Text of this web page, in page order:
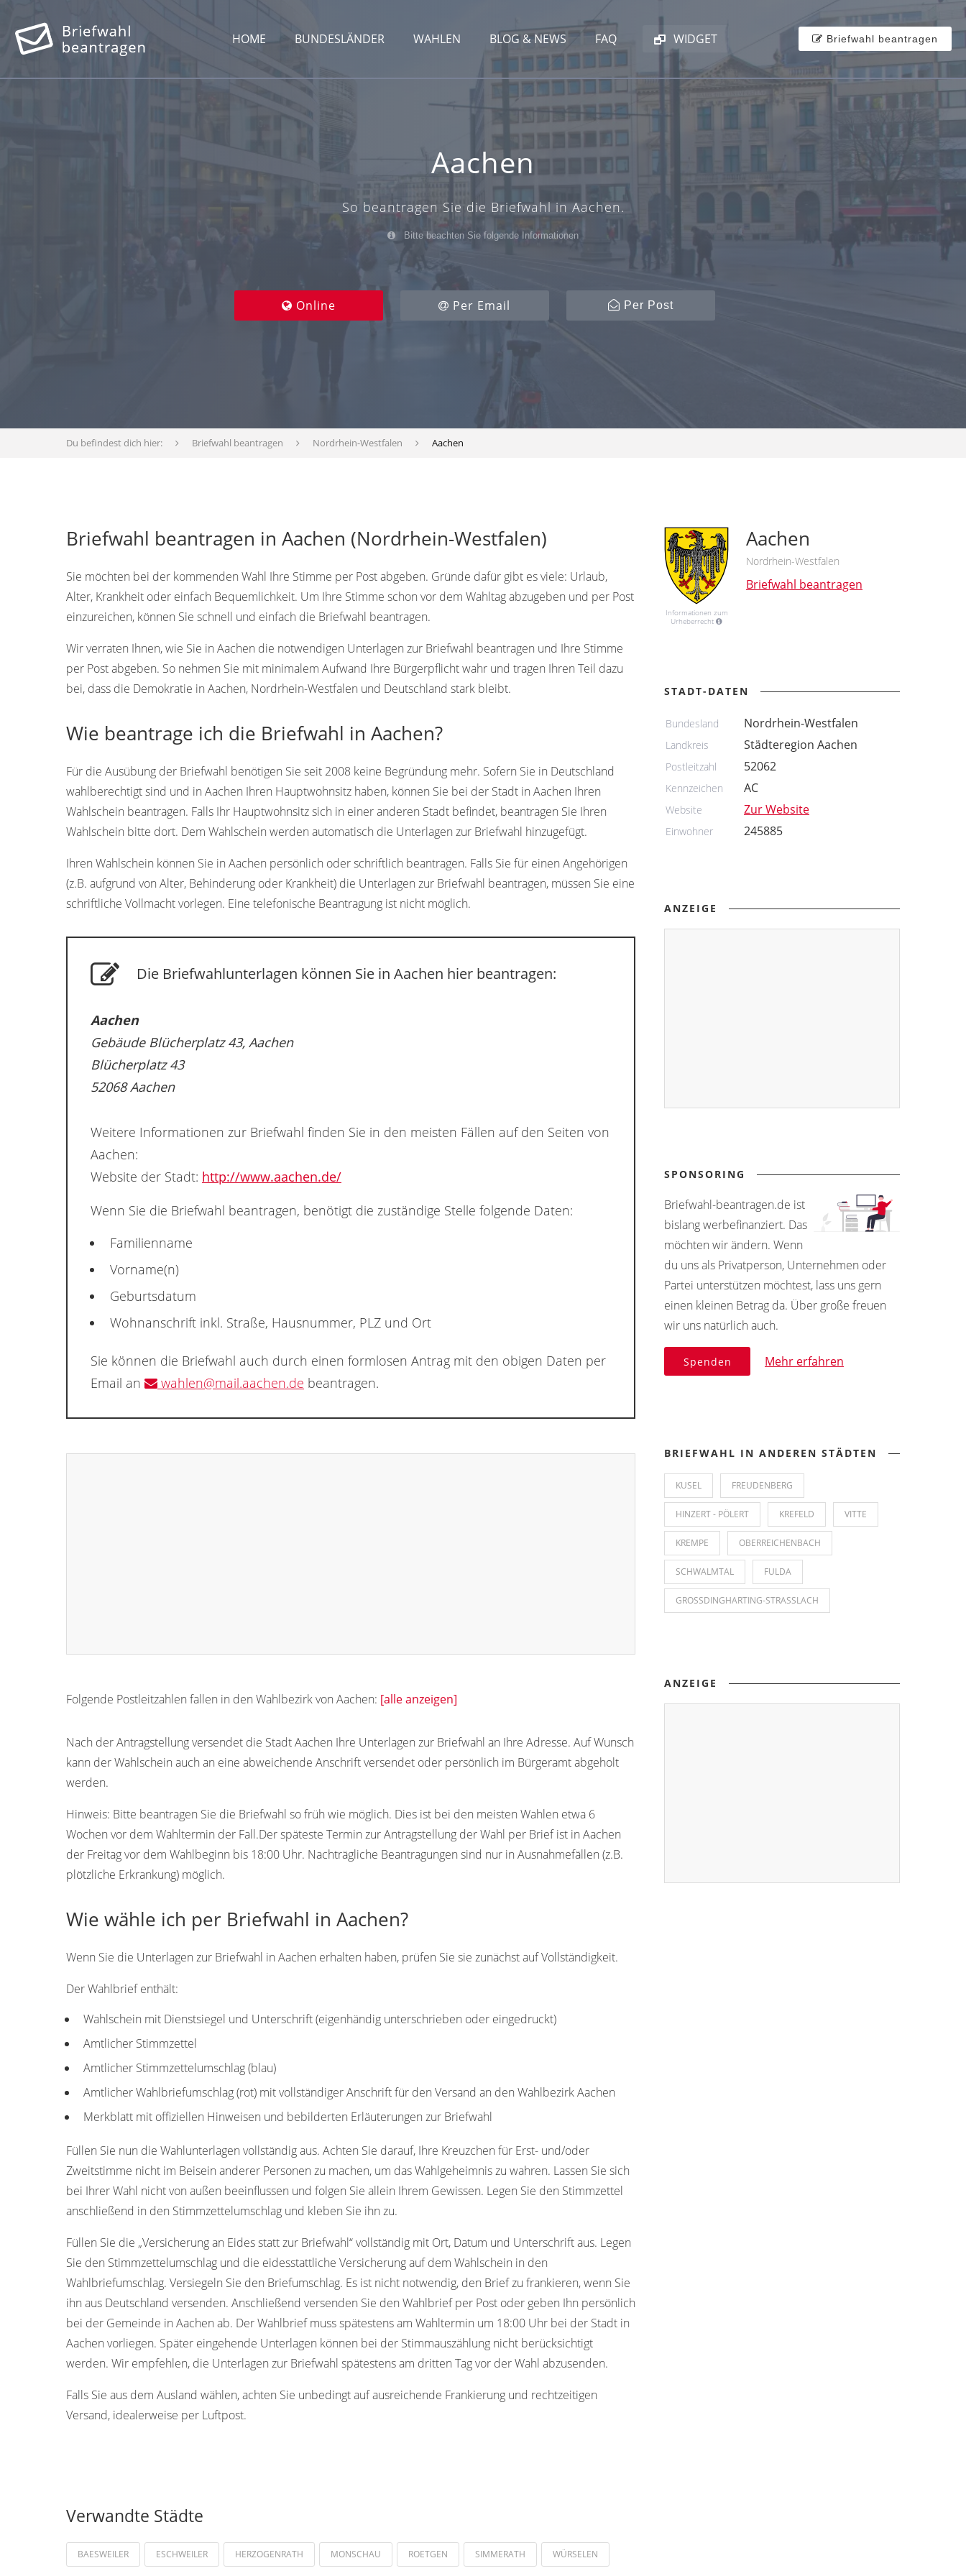
HOME BUNDESLÄNDER WAHLEN BLOG & NEWS FAQ WIDGET Briefwahl beantragen
Aachen
So beantragen Sie die Briefwahl in Aachen.
Bitte beachten Sie folgende Informationen
Online Per Email Per Post
Du befindest dich hier: Briefwahl beantragen Nordrhein-Westfalen Aachen
Briefwahl beantragen in Aachen (Nordrhein-Westfalen)
Sie möchten bei der kommenden Wahl Ihre Stimme per Post abgeben. Gründe dafür gibt es viele: Urlaub,
Alter, Krankheit oder einfach Bequemlichkeit. Um Ihre Stimme schon vor dem Wahltag abzugeben und per Post
einzureichen, können Sie schnell und einfach die Briefwahl beantragen.
Wir verraten Ihnen, wie Sie in Aachen die notwendigen Unterlagen zur Briefwahl beantragen und Ihre Stimme
per Post abgeben. So nehmen Sie mit minimalem Aufwand Ihre Bürgerpflicht wahr und tragen Ihren Teil dazu
bei, dass die Demokratie in Aachen, Nordrhein-Westfalen und Deutschland stark bleibt.
Wie beantrage ich die Briefwahl in Aachen?
Für die Ausübung der Briefwahl benötigen Sie seit 2008 keine Begründung mehr. Sofern Sie in Deutschland
wahlberechtigt sind und in Aachen Ihren Hauptwohnsitz haben, können Sie bei der Stadt in Aachen Ihren
Wahlschein beantragen. Falls Ihr Hauptwohnsitz sich in einer anderen Stadt befindet, beantragen Sie Ihren
Wahlschein bitte dort. Dem Wahlschein werden automatisch die Unterlagen zur Briefwahl hinzugefügt.
Ihren Wahlschein können Sie in Aachen persönlich oder schriftlich beantragen. Falls Sie für einen Angehörigen
(z.B. aufgrund von Alter, Behinderung oder Krankheit) die Unterlagen zur Briefwahl beantragen, müssen Sie eine
schriftliche Vollmacht vorlegen. Eine telefonische Beantragung ist nicht möglich.
Die Briefwahlunterlagen können Sie in Aachen hier beantragen:
Aachen
Gebäude Blücherplatz 43, Aachen
Blücherplatz 43
52068 Aachen
Weitere Informationen zur Briefwahl finden Sie in den meisten Fällen auf den Seiten von
Aachen:
Website der Stadt: http://www.aachen.de/
Wenn Sie die Briefwahl beantragen, benötigt die zuständige Stelle folgende Daten:
Familienname
Vorname(n)
Geburtsdatum
Wohnanschrift inkl. Straße, Hausnummer, PLZ und Ort
Sie können die Briefwahl auch durch einen formlosen Antrag mit den obigen Daten per
Email an
wahlen@mail.aachen.de beantragen.
Folgende Postleitzahlen fallen in den Wahlbezirk von Aachen: [alle anzeigen]
52001 52002 52003 52004 52005 52006 52007 52008 52009 52010
52011
52021 52022 52034 52035 52036 52037 52039 52060
Nach der Antragstellung versendet die Stadt Aachen Ihre Unterlagen zur Briefwahl an Ihre Adresse. Auf Wunsch
kann der Wahlschein auch an eine abweichende Anschrift versendet oder persönlich im Bürgeramt abgeholt
werden.
Hinweis: Bitte beantragen Sie die Briefwahl so früh wie möglich. Dies ist bei den meisten Wahlen etwa 6
Wochen vor dem Wahltermin der Fall.Der späteste Termin zur Antragstellung der Wahl per Brief ist in Aachen
der Freitag vor dem Wahlbeginn bis 18:00 Uhr. Nachträgliche Beantragungen sind nur in Ausnahmefällen (z.B.
plötzliche Erkrankung) möglich.
Wie wähle ich per Briefwahl in Aachen?
Wenn Sie die Unterlagen zur Briefwahl in Aachen erhalten haben, prüfen Sie sie zunächst auf Vollständigkeit.
Der Wahlbrief enthält:
Wahlschein mit Dienstsiegel und Unterschrift (eigenhändig unterschrieben oder eingedruckt)
Amtlicher Stimmzettel
Amtlicher Stimmzettelumschlag (blau)
Amtlicher Wahlbriefumschlag (rot) mit vollständiger Anschrift für den Versand an den Wahlbezirk Aachen
Merkblatt mit offiziellen Hinweisen und bebilderten Erläuterungen zur Briefwahl
Füllen Sie nun die Wahlunterlagen vollständig aus. Achten Sie darauf, Ihre Kreuzchen für Erst- und/oder
Zweitstimme nicht im Beisein anderer Personen zu machen, um das Wahlgeheimnis zu wahren. Lassen Sie sich
bei Ihrer Wahl nicht von außen beeinflussen und folgen Sie allein Ihrem Gewissen. Legen Sie den Stimmzettel
anschließend in den Stimmzettelumschlag und kleben Sie ihn zu.
Füllen Sie die „Versicherung an Eides statt zur Briefwahl“ vollständig mit Ort, Datum und Unterschrift aus. Legen
Sie den Stimmzettelumschlag und die eidesstattliche Versicherung auf dem Wahlschein in den
Wahlbriefumschlag. Versiegeln Sie den Briefumschlag. Es ist nicht notwendig, den Brief zu frankieren, wenn Sie
ihn aus Deutschland versenden. Anschließend versenden Sie den Wahlbrief per Post oder geben Ihn persönlich
bei der Gemeinde in Aachen ab. Der Wahlbrief muss spätestens am Wahltermin um 18:00 Uhr bei der Stadt in
Aachen vorliegen. Später eingehende Unterlagen können bei der Stimmauszählung nicht berücksichtigt
werden. Wir empfehlen, die Unterlagen zur Briefwahl spätestens am dritten Tag vor der Wahl abzusenden.
Falls Sie aus dem Ausland wählen, achten Sie unbedingt auf ausreichende Frankierung und rechtzeitigen
Versand, idealerweise per Luftpost.
Verwandte Städte
BAESWEILER ESCHWEILER HERZOGENRATH MONSCHAU ROETGEN SIMMERATH WÜRSELEN
Informationen zum
Urheberrecht
Aachen
Nordrhein-Westfalen
Briefwahl beantragen
STADT-DATEN
Bundesland Nordrhein-Westfalen
Landkreis Städteregion Aachen
Postleitzahl 52062
Kennzeichen AC
Website Zur Website
Einwohner 245885
ANZEIGE
SPONSORING
Briefwahl-beantragen.de ist
bislang werbefinanziert. Das
möchten wir ändern. Wenn
du uns als Privatperson, Unternehmen oder
Partei unterstützen möchtest, lass uns gern
einen kleinen Betrag da. Über große freuen
wir uns natürlich auch.
Spenden Mehr erfahren
BRIEFWAHL IN ANDEREN STÄDTEN
KUSEL FREUDENBERG
HINZERT - PÖLERT KREFELD VITTE
KREMPE OBERREICHENBACH
SCHWALMTAL FULDA
GROSSDINGHARTING-STRASSLACH
ANZEIGE